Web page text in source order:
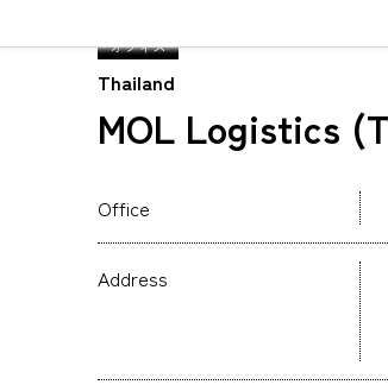
重量物・プロジェクト貨物輸送
国際航空輸送
インタクトサービス
爆発物検査
航空貨物搬入先一覧
海外引越
Safety＆Value
トップメッセージ
３分で分かるMOL Logistics
オフィス
Thailand
MOL Logistics
Office
Address